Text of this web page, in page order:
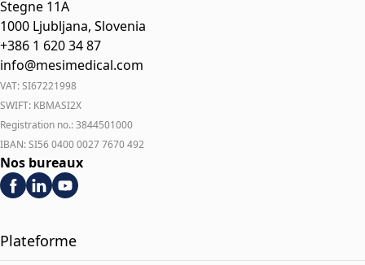
Stegne 11A
1000 Ljubljana, Slovenia
+386 1 620 34 87
info@mesimedical.com
VAT: SI67221998
SWIFT: KBMASI2X
Registration no.: 3844501000
IBAN: SI56 0400 0027 7670 492
Nos bureaux
Plateforme